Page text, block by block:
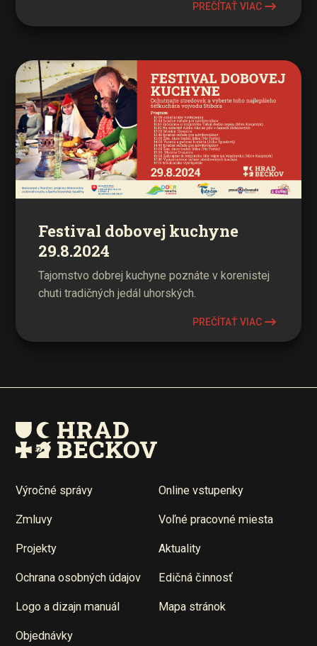
PREČÍTAŤ VIAC
Festival dobovej kuchyne
29.8.2024
Tajomstvo dobrej kuchyne poznáte v korenistej
chuti tradičných jedál uhorských.
PREČÍTAŤ VIAC
Výročné správy Online vstupenky
Zmluvy Voľné pracovné miesta
Projekty Aktuality
Ochrana osobných údajov Edičná činnosť
Logo a dizajn manuál Mapa stránok
Objednávky